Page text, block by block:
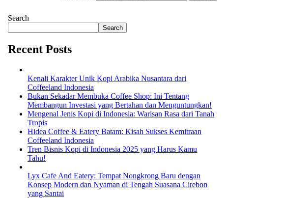
Search
Search
Recent Posts
Kenali Karakter Unik Kopi Arabika Nusantara dari
Coffeeland Indonesia
Bukan Sekadar Membuka Coffee Shop: Ini Tentang
Membangun Investasi yang Bertahan dan Menguntungkan!
Mengenal Jenis Kopi di Indonesia: Warisan Rasa dari Tanah
Tropis
Hidea Coffee & Eatery Batam: Kisah Sukses Kemitraan
Coffeeland Indonesia
Tren Bisnis Kopi di Indonesia 2025 yang Harus Kamu
Tahu!
Lyx Cafe And Eatery: Tempat Nongkrong Baru dengan
Konsep Modern dan Nyaman di Tengah Suasana Cirebon
yang Santai